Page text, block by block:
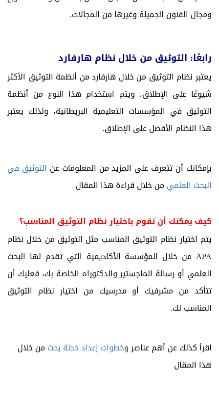
ومجال الفنون الجميلة وغيرها من المجالات.
رابعًا: التوثيق من خلال نظام هارفارد
يعتبر نظام التوثيق من خلال هارفارد من أنظمة التوثيق الأكثر
شيوعًا على الإطلاق، ويتم استخدام هذا النوع من أنظمة
التوثيق في المؤسسات التعليمية البريطانية، ولذلك يعتبر
هذا النظام الأفضل على الإطلاق.
بإمكانك أن تتعرف على المزيد من المعلومات عن التوثيق في
البحث العلميمن خلال قراءة هذا المقال
كيف يمكنك أن تقوم باختيار نظام التوثيق المناسب؟
يتم اختيار نظام التوثيق المناسب مثل التوثيق من خلال نظام
APA من خلال المؤسسة الأكاديمية التي تقدم لها البحث
العلمي أو رسالة الماجستير والدكتوراه الخاصة بك، فعليك أن
تتأكد من مشرفيك أو مدرسيك من اختيار نظام التوثيق
المناسب لك.
اقرأ كذلك عن أهم عناصروخطوات إعداد خطة بحثمن خلال
هذا المقال